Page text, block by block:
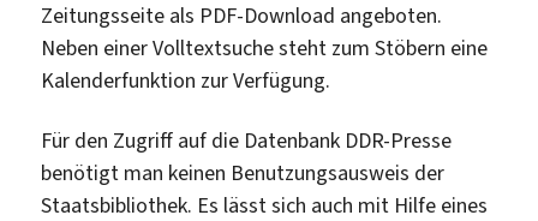
Zeitungsseite als PDF-Download angeboten.
Neben einer Volltextsuche steht zum Stöbern eine
Kalenderfunktion zur Verfügung.
Für den Zugriff auf die Datenbank DDR-Presse
benötigt man keinen Benutzungsausweis der
Staatsbibliothek. Es lässt sich auch mit Hilfe eines